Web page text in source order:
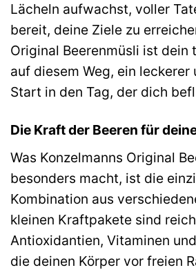
Lächeln aufwachst, voller
bereit, deine Ziele zu
Original Beerenmüsli ist dein
auf diesem Weg, ein leckerer
Start in den Tag, der dich
Die Kraft der Beeren für
Was Konzelmanns Original
besonders macht, ist die
Kombination aus
kleinen Kraftpakete sind
Antioxidantien, Vitaminen
die deinen Körper vor freien